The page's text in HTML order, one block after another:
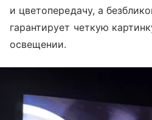
и цветопередачу, а
гарантирует четкую
освещении.